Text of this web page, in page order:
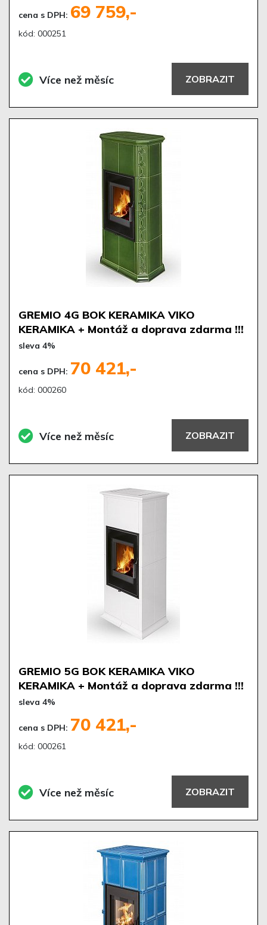
cena s DPH: 69 759,-
kód: 000251
Více než měsíc ZOBRAZIT
GREMIO 4G BOK KERAMIKA VIKO
KERAMIKA + Montáž a doprava zdarma !!!
sleva 4%
cena s DPH: 70 421,-
kód: 000260
Více než měsíc ZOBRAZIT
GREMIO 5G BOK KERAMIKA VIKO
KERAMIKA + Montáž a doprava zdarma !!!
sleva 4%
cena s DPH: 70 421,-
kód: 000261
Více než měsíc ZOBRAZIT